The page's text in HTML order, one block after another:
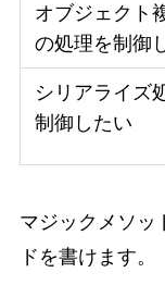
オブジェクト
の処理を制御
シリアライズ
制御したい
マジックメソッ
ドを書けます。